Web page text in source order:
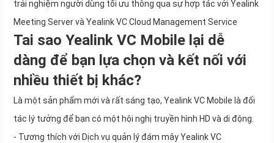
trải nghiệm người dùng tối ưu thông qua sự hợp tác với Yealink
Meeting Server và Yealink VC Cloud Management Service
Tai sao Yealink VC Mobile lại dễ
dàng để bạn lựa chọn và kết nối với
nhiều thiết bị khác?
Là một sản phẩm mới và rất sáng tạo, Yealink VC Mobile là đối
tác lý tưởng để bạn có một hội nghị truyền hình HD và di động.
- Tương thích với Dịch vụ quản lý đám mây Yealink VC